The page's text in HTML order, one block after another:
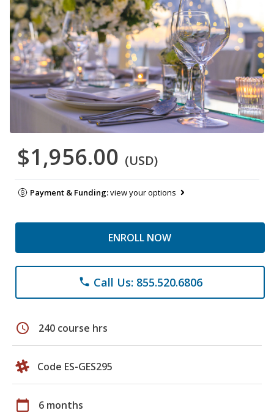
$1,956.00 (USD)
Payment & Funding:view your options
ENROLL NOW
phone Call Us: 855.520.6806
schedule 240 course hrs
Code ES-GES295
calendar_today 6 months